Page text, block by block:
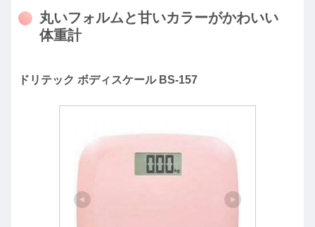
丸いフォルムと甘いカラーがかわいい
体重計
ドリテック ボディスケール BS-157